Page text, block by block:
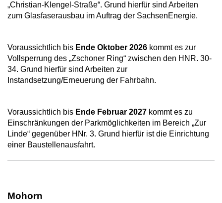
„Christian-Klengel-Straße“. Grund hierfür sind Arbeiten
zum Glasfaserausbau im Auftrag der SachsenEnergie.
Voraussichtlich bis Ende Oktober 2026 kommt es zur
Vollsperrung des „Zschoner Ring“ zwischen den HNR. 30-
34. Grund hierfür sind Arbeiten zur
Instandsetzung/Erneuerung der Fahrbahn.
Voraussichtlich bis Ende Februar 2027 kommt es zu
Einschränkungen der Parkmöglichkeiten im Bereich „Zur
Linde“ gegenüber HNr. 3. Grund hierfür ist die Einrichtung
einer Baustellenausfahrt.
Mohorn